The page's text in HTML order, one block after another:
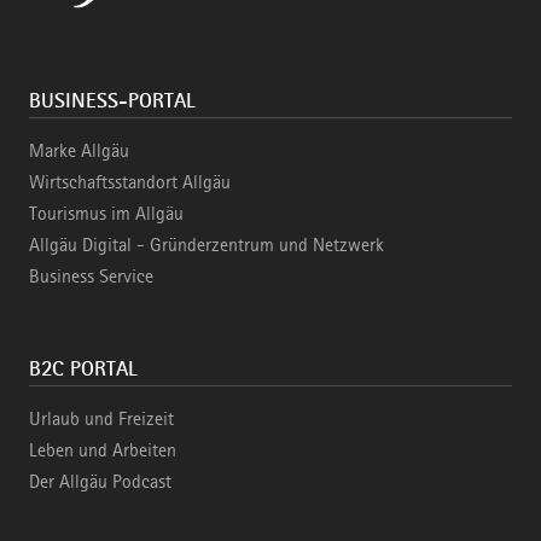
BUSINESS-PORTAL
Marke Allgäu
Wirtschaftsstandort Allgäu
Tourismus im Allgäu
Allgäu Digital - Gründerzentrum und Netzwerk
Business Service
B2C PORTAL
Urlaub und Freizeit
Leben und Arbeiten
Der Allgäu Podcast